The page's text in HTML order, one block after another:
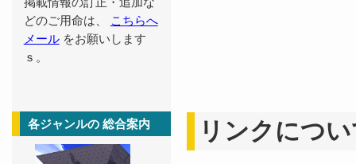
リンクにつ
どのご用命は、
こちらへ
メールをお願いします
ｓ。
各ジャンルの 総合案内